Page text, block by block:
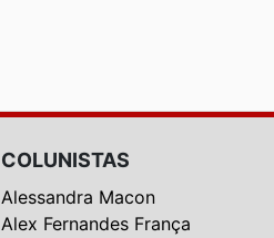
COLUNISTAS
Alessandra Macon
Alex Fernandes França